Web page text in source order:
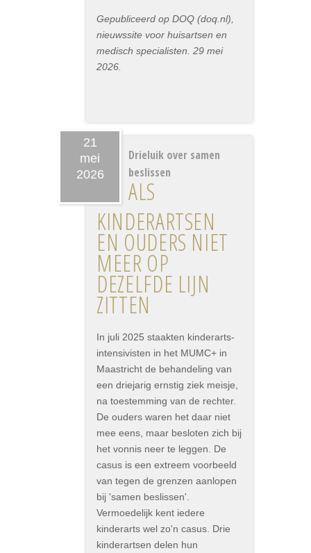
Gepubliceerd op DOQ (doq.nl),
nieuwssite voor huisartsen en
medisch specialisten. 29 mei
2026.
21
mei
2026
Drieluik over samen
beslissen
ALS
KINDERARTSEN
EN OUDERS NIET
MEER OP
DEZELFDE LIJN
ZITTEN
In juli 2025 staakten kinderarts-
intensivisten in het MUMC+ in
Maastricht de behandeling van
een driejarig ernstig ziek meisje,
na toestemming van de rechter.
De ouders waren het daar niet
mee eens, maar besloten zich bij
het vonnis neer te leggen. De
casus is een extreem voorbeeld
van tegen de grenzen aanlopen
bij 'samen beslissen'.
Vermoedelijk kent iedere
kinderarts wel zo'n casus. Drie
kinderartsen delen hun